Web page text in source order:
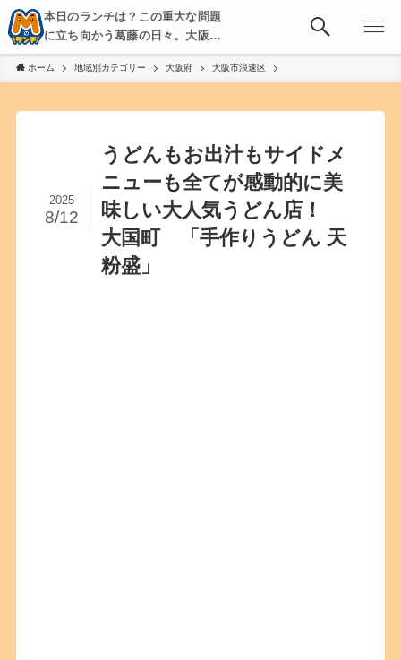
本日のランチは？この重大な問題
に立ち向かう葛藤の日々。大阪・
京都・神戸を中心とした食べ歩
き、飲み歩きを綴る。
ホーム 地域別カテゴリー 大阪府 大阪市浪速区
うどんもお出汁もサイドメ
ニューも全てが感動的に美
味しい大人気うどん店！
大国町 「手作りうどん 天
粉盛」
2025
8/12